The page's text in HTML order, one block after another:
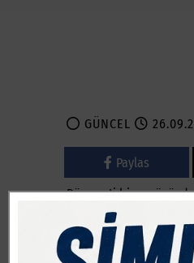
GÜNCEL
Paylas
Dün parti binası
Taban, AK Parti İlçe
parti üyeleri ile
ÖRF VE ADETLERİMİZİ